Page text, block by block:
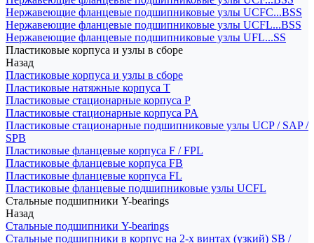
Нержавеющие фланцевые подшипниковые узлы UCFC...BSS
Нержавеющие фланцевые подшипниковые узлы UCFL...BSS
Нержавеющие фланцевые подшипниковые узлы UFL...SS
Пластиковые корпуса и узлы в сборе
Назад
Пластиковые корпуса и узлы в сборе
Пластиковые натяжные корпуса T
Пластиковые стационарные корпуса P
Пластиковые стационарные корпуса PA
Пластиковые стационарные подшипниковые узлы UCP / SAP /
SPB
Пластиковые фланцевые корпуса F / FPL
Пластиковые фланцевые корпуса FB
Пластиковые фланцевые корпуса FL
Пластиковые фланцевые подшипниковые узлы UCFL
Стальные подшипники Y-bearings
Назад
Стальные подшипники Y-bearings
Стальные подшипники в корпус на 2-х винтах (узкий) SB /